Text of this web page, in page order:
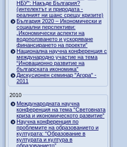
НБУ": Накъде България?
(интелектът и природата -
реалният ни шанс срещу кризите)
България 2020 – Икономически и
социални перспективи:
„Икономически аспекти на
водоползването и ускоряване
финансирането на проекти”
Национална научна конференция с
международно участие на тема
“Иновационно развитие на
българската икономика”
Дискусионен семинар "Агора" -
2011
2010
Международната научна
конференция на тема “Световната
криза и икономическото развитие”
Научна конференция по
проблемите на образованието и
културата: “Образование в
културата и култура в
образованието”